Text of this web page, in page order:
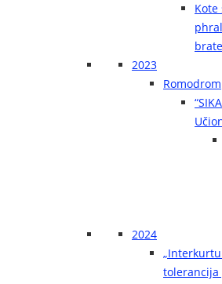
brate
2023
Romodrom
2024
tolerancija